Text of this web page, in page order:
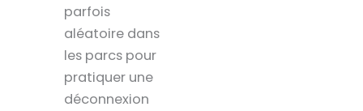
parfois
aléatoire dans
les parcs pour
pratiquer une
déconnexion